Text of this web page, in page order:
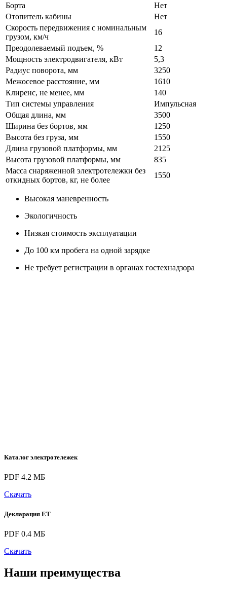
Борта
Нет
Отопитель кабины
Нет
Скорость передвижения с номинальным
грузом, км/ч
16
Преодолеваемый подъем, %
12
Мощность электродвигателя, кВт
5,3
Радиус поворота, мм
3250
Межосевое расстояние, мм
1610
Клиренс, не менее, мм
140
Тип системы управления
Импульсная
Общая длина, мм
3500
Ширина без бортов, мм
1250
Высота без груза, мм
1550
Длина грузовой платформы, мм
2125
Высота грузовой платформы, мм
835
Масса снаряженной электротележки без
откидных бортов, кг, не более
1550
Высокая маневренность
Экологичность
Низкая стоимость эксплуатации
До 100 км пробега на одной зарядке
Не требует регистрации в органах гостехнадзора
Каталог электротележек
PDF 4.2 МБ
Скачать
Декларация ЕТ
PDF 0.4 МБ
Скачать
Наши преимущества